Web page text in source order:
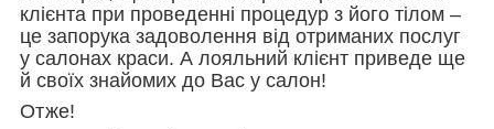
клієнта при проведенні процедур з його тілом –
це запорука задоволення від отриманих послуг
у салонах краси. А лояльний клієнт приведе ще
й своїх знайомих до Вас у салон!
Отже!